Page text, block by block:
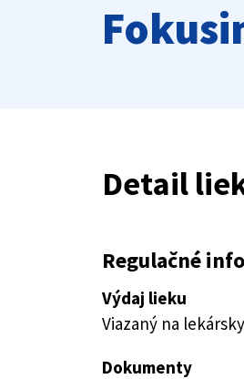
Detail
Regulačné
Výdaj lieku
Viazaný na
Dokumenty